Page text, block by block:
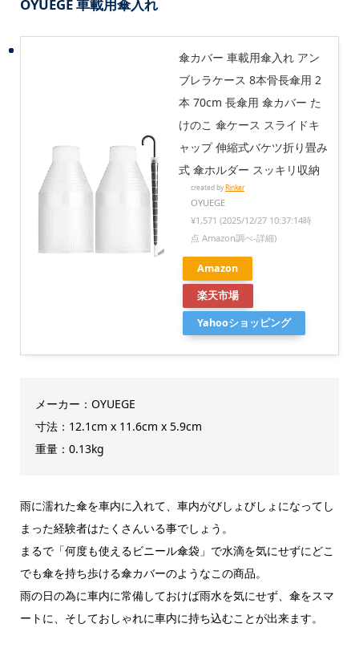
OYUEGE 車載用傘入れ
傘カバー 車載用傘入れ アン
ブレラケース 8本骨長傘用 2
本 70cm 長傘用 傘カバー た
けのこ 傘ケース スライドキ
ャップ 伸縮式バケツ折り畳み
式 傘ホルダー スッキリ収納
created byRinker
OYUEGE
¥1,571 (2025/12/27 10:37:14時
点 Amazon調べ-詳細)
Amazon
楽天市場
Yahooショッピング
メーカー：OYUEGE
寸法：12.1cm x 11.6cm x 5.9cm
重量：0.13kg
雨に濡れた傘を車内に入れて、車内がびしょびしょになってし
まった経験者はたくさんいる事でしょう。
まるで「何度も使えるビニール傘袋」で水滴を気にせずにどこ
でも傘を持ち歩ける傘カバーのようなこの商品。
雨の日の為に車内に常備しておけば雨水を気にせず、傘をスマ
ートに、そしておしゃれに車内に持ち込むことが出来ます。